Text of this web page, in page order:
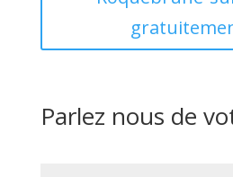
Parlez nous de